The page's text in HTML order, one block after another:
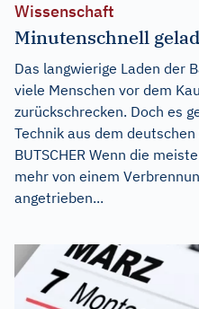
Wissenschaft
Minutenschnell
Das langwierige Laden der
viele Menschen vor dem
zurückschrecken. Doch es
Technik aus dem
BUTSCHER Wenn die
mehr von einem
angetrieben...